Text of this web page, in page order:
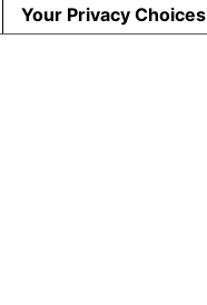
Your Privacy Choices